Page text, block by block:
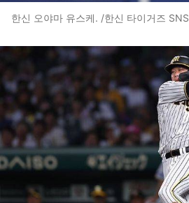
한신 오야마 유스케. /한신 타이거즈 SNS